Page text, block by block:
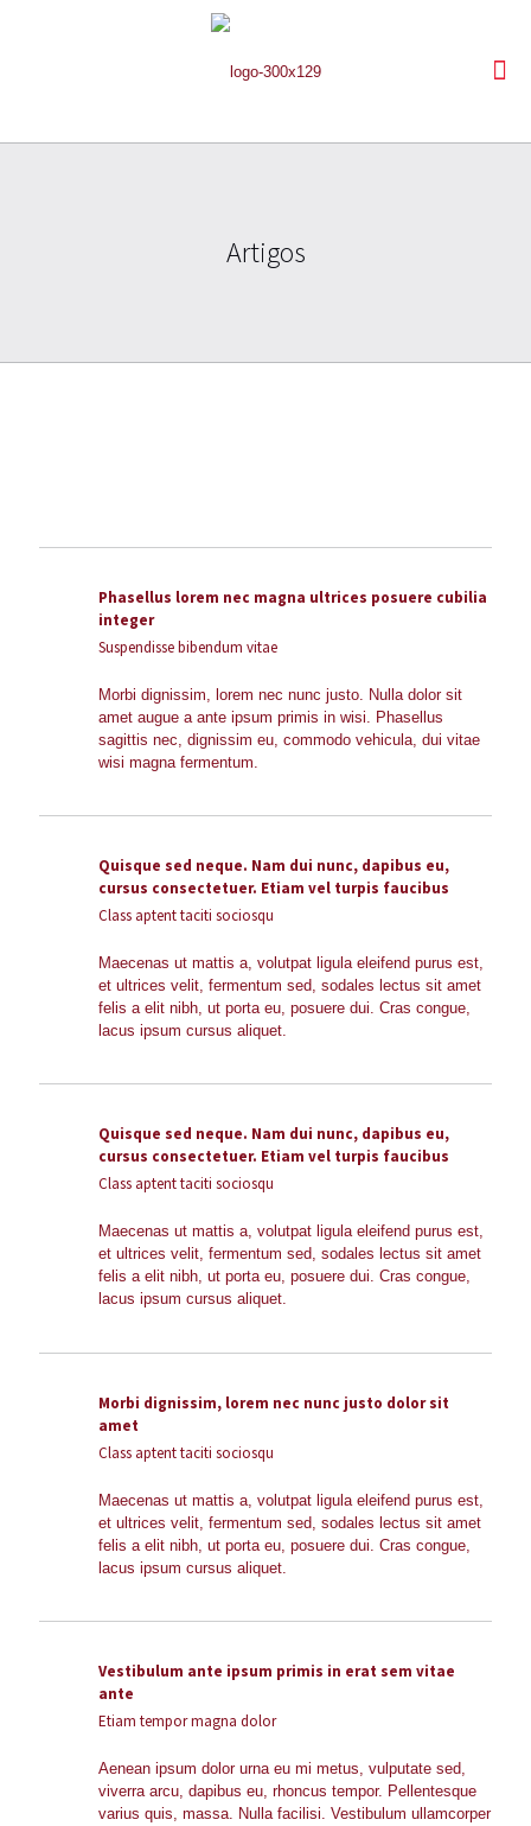
Artigos
Phasellus lorem nec magna ultrices posuere cubilia
integer
Suspendisse bibendum vitae
Morbi dignissim, lorem nec nunc justo. Nulla dolor sit
amet augue a ante ipsum primis in wisi. Phasellus
sagittis nec, dignissim eu, commodo vehicula, dui vitae
wisi magna fermentum.
Quisque sed neque. Nam dui nunc, dapibus eu,
cursus consectetuer. Etiam vel turpis faucibus
Class aptent taciti sociosqu
Maecenas ut mattis a, volutpat ligula eleifend purus est,
et ultrices velit, fermentum sed, sodales lectus sit amet
felis a elit nibh, ut porta eu, posuere dui. Cras congue,
lacus ipsum cursus aliquet.
Quisque sed neque. Nam dui nunc, dapibus eu,
cursus consectetuer. Etiam vel turpis faucibus
Class aptent taciti sociosqu
Maecenas ut mattis a, volutpat ligula eleifend purus est,
et ultrices velit, fermentum sed, sodales lectus sit amet
felis a elit nibh, ut porta eu, posuere dui. Cras congue,
lacus ipsum cursus aliquet.
Morbi dignissim, lorem nec nunc justo dolor sit
amet
Class aptent taciti sociosqu
Maecenas ut mattis a, volutpat ligula eleifend purus est,
et ultrices velit, fermentum sed, sodales lectus sit amet
felis a elit nibh, ut porta eu, posuere dui. Cras congue,
lacus ipsum cursus aliquet.
Vestibulum ante ipsum primis in erat sem vitae
ante
Etiam tempor magna dolor
Aenean ipsum dolor urna eu mi metus, vulputate sed,
viverra arcu, dapibus eu, rhoncus tempor. Pellentesque
varius quis, massa. Nulla facilisi. Vestibulum ullamcorper